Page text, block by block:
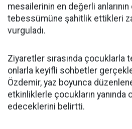
mesailerinin en değerli anlarının
tebessümüne şahitlik ettikleri
vurguladı.
Ziyaretler sırasında çocuklarla
onlarla keyifli sohbetler
Özdemir, yaz boyunca
etkinliklerle çocukların yanında
edeceklerini belirtti.